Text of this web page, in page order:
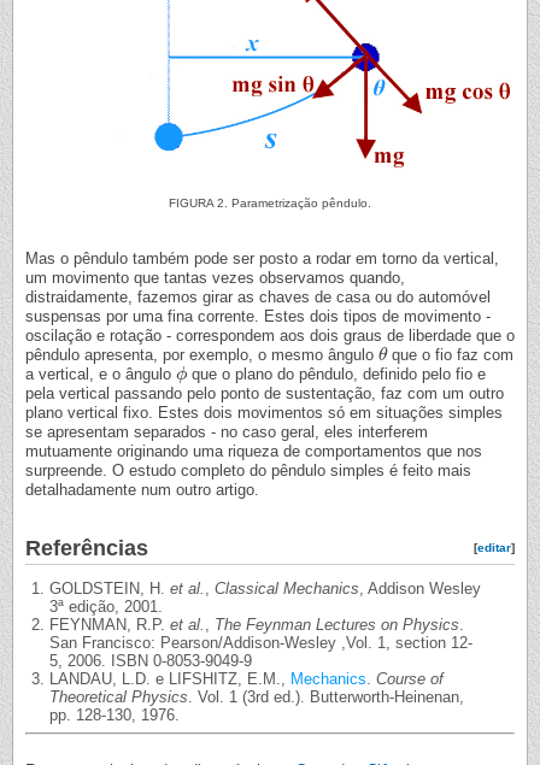
FIGURA 2. Parametrização pêndulo.
Mas o pêndulo também pode ser posto a rodar em torno da vertical,
um movimento que tantas vezes observamos quando,
distraidamente, fazemos girar as chaves de casa ou do automóvel
suspensas por uma fina corrente. Estes dois tipos de movimento -
oscilação e rotação - correspondem aos dois graus de liberdade que o
pêndulo apresenta, por exemplo, o mesmo ângulo θ
θque o fio faz com
a vertical, e o ângulo ϕ
ϕ que o plano do pêndulo, definido pelo fio e
pela vertical passando pelo ponto de sustentação, faz com um outro
plano vertical fixo. Estes dois movimentos só em situações simples
se apresentam separados - no caso geral, eles interferem
mutuamente originando uma riqueza de comportamentos que nos
surpreende. O estudo completo do pêndulo simples é feito mais
detalhadamente num outro artigo.
[editar]
Referências
GOLDSTEIN, H. et al. , Classical Mechanics, Addison Wesley
3ª edição, 2001.
FEYNMAN, R.P. et al. , The Feynman Lectures on Physics.
San Francisco: Pearson/Addison-Wesley ,Vol. 1, section 12-
5, 2006. ISBN 0-8053-9049-9
LANDAU, L.D. e LIFSHITZ, E.M., Mechanics. Course of
Theoretical Physics. Vol. 1 (3rd ed.). Butterworth-Heinenan,
pp. 128-130, 1976.